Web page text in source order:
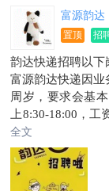
富源韵达
置顶 招
韵达快递招聘以下
富源韵达快递因
周岁，要求会基
上8:30-18:00，
7820146
小货车驾驶员3名
*不限，年龄25-
裹，一天一趟，
全文